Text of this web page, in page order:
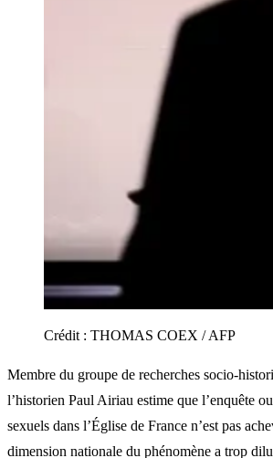
Crédit : THOMAS COEX / AFP
Membre du groupe de recherches socio-
l’historien Paul Airiau estime que l’enquête
sexuels dans l’Église de France n’est pas
dimension nationale du phénomène a trop